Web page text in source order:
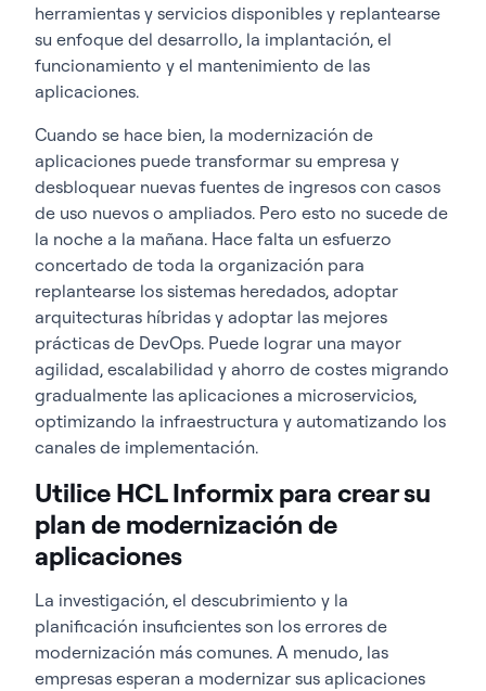
herramientas y servicios disponibles y replantearse
su enfoque del desarrollo, la implantación, el
funcionamiento y el mantenimiento de las
aplicaciones.
Cuando se hace bien, la modernización de
aplicaciones puede transformar su empresa y
desbloquear nuevas fuentes de ingresos con casos
de uso nuevos o ampliados. Pero esto no sucede de
la noche a la mañana. Hace falta un esfuerzo
concertado de toda la organización para
replantearse los sistemas heredados, adoptar
arquitecturas híbridas y adoptar las mejores
prácticas de DevOps. Puede lograr una mayor
agilidad, escalabilidad y ahorro de costes migrando
gradualmente las aplicaciones a microservicios,
optimizando la infraestructura y automatizando los
canales de implementación.
Utilice HCL Informix para crear su
plan de modernización de
aplicaciones
La investigación, el descubrimiento y la
planificación insuficientes son los errores de
modernización más comunes. A menudo, las
empresas esperan a modernizar sus aplicaciones